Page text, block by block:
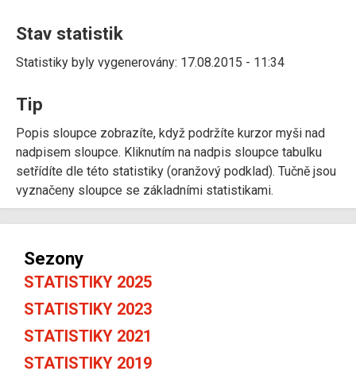
Stav statistik
Statistiky byly vygenerovány: 17.08.2015 - 11:34
Tip
Popis sloupce zobrazíte, když podržíte kurzor myši nad
nadpisem sloupce. Kliknutím na nadpis sloupce tabulku
setřídíte dle této statistiky (oranžový podklad). Tučně jsou
vyznačeny sloupce se základními statistikami.
Sezony
STATISTIKY 2025
STATISTIKY 2023
STATISTIKY 2021
STATISTIKY 2019